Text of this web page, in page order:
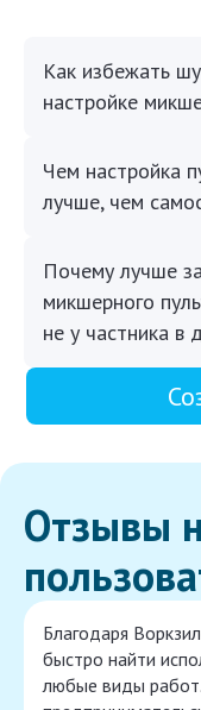
Как избежать
настройке
Чем настройка
лучше, чем
Почему лучше
микшерного
не у частника в
Отзывы
Благодаря
быстро найти
любые виды